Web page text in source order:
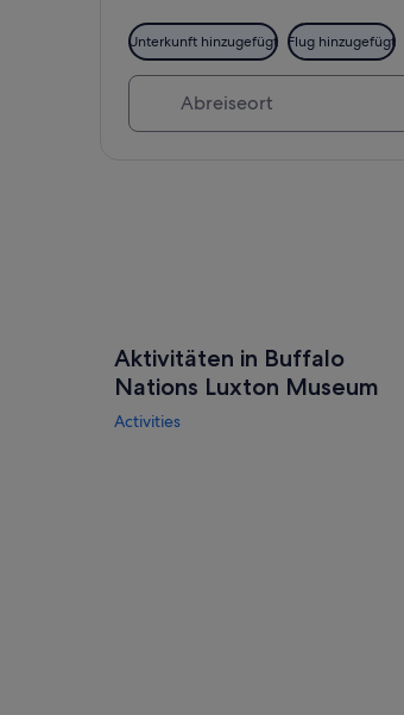
Unterkunft hinzugefügt Flug hinzugefügt
Aktivitäten in Buffalo
Nations Luxton Museum
Activities